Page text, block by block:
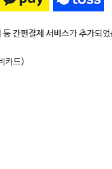
/ 쇼룸
무)
반드시 미리 고객센터로
원로11길 25
등간편결제 서비스가추가되
카드)